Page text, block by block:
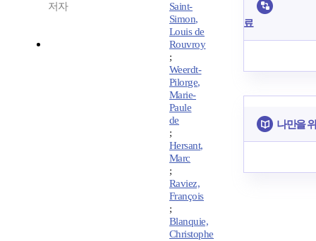
저자
Saint-
Simon,
Louis de
Rouvroy
;
Weerdt-
Pilorge,
Marie-
Paule
de
;
Hersant,
Marc
;
Raviez,
François
;
Blanquie,
Christophe
료
나만을